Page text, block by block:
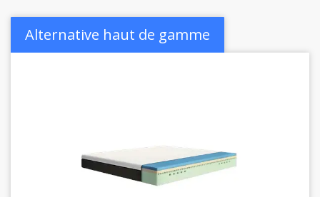
Alternative haut de gamme